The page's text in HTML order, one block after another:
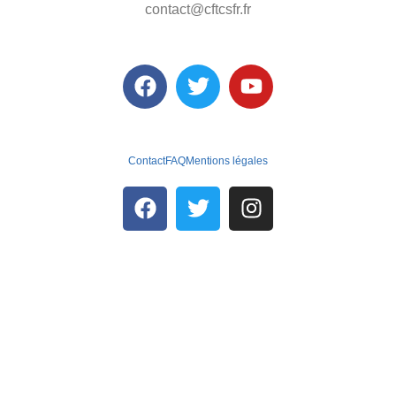
contact@cftcsfr.fr
ContactFAQMentions légales